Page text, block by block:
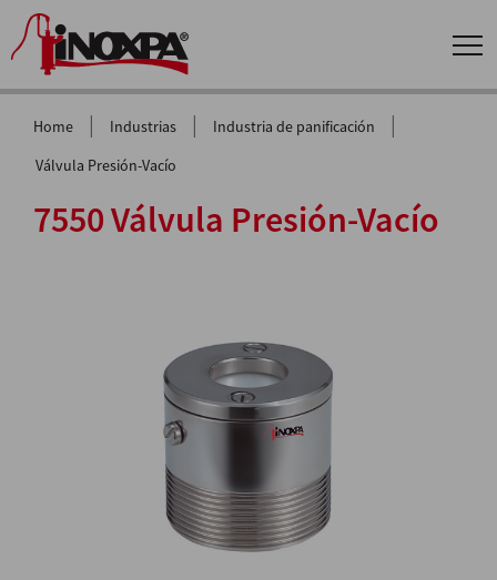
Home | Industrias | Industria de panificación |
Válvula Presión-Vacío
7550 Válvula Presión-Vacío